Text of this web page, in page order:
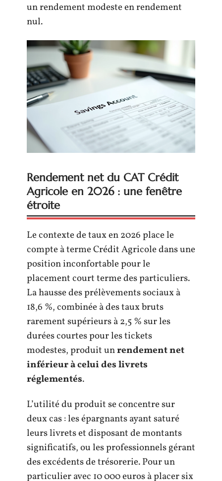
un rendement modeste en rendement
nul.
Rendement net du CAT Crédit
Agricole en 2026 : une fenêtre
étroite
Le contexte de taux en 2026 place le
compte à terme Crédit Agricole dans une
position inconfortable pour le
placement court terme des particuliers.
La hausse des prélèvements sociaux à
18,6 %, combinée à des taux bruts
rarement supérieurs à 2,5 % sur les
durées courtes pour les tickets
modestes, produit unrendement net
inférieur à celui des livrets
réglementés.
L’utilité du produit se concentre sur
deux cas : les épargnants ayant saturé
leurs livrets et disposant de montants
significatifs, ou les professionnels gérant
des excédents de trésorerie. Pour un
particulier avec 10 000 euros à placer six